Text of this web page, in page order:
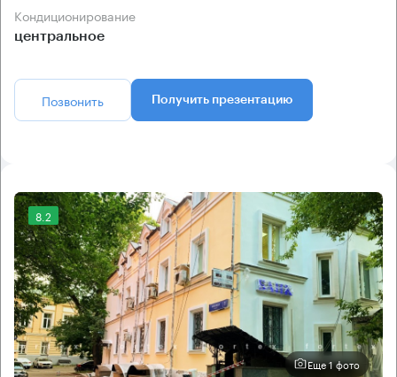
Кондиционирование
центральное
Позвонить Получить презентацию
8.2
Еще 1 фото